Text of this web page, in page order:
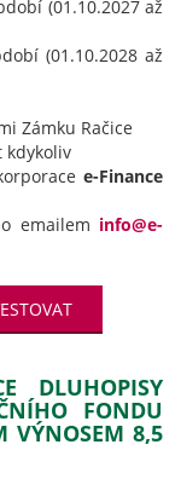
(01.10.2027 až
(01.10.2028 až
Zámku Račice
kdykoliv
e-Finance
emailem info@e-
DLUHOPISY
FONDU
VÝNOSEM 8,5